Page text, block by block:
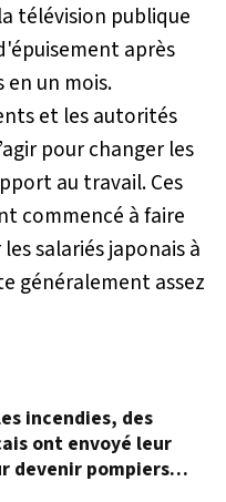
télévision publique
après
en un mois.
et les autorités
pour changer les
au travail. Ces
commencé à faire
salariés japonais à
généralement assez
incendies, des
ont envoyé leur
devenir pompiers